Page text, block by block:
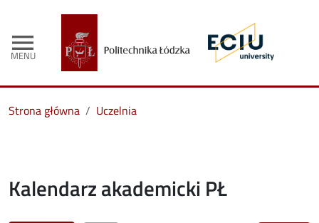
menu
MENU
Strona główna Uczelnia
Kalendarz akademicki PŁ